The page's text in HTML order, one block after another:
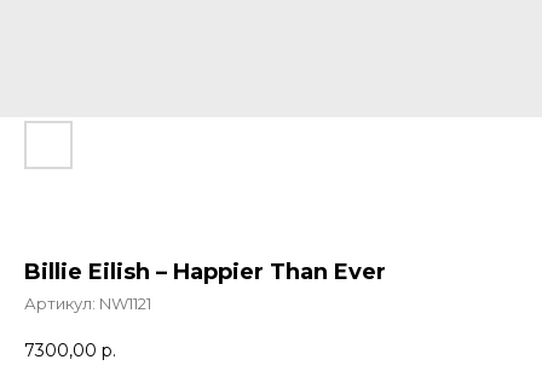
Billie Eilish – Happier Than Ever
Артикул: NW1121
7300,00 р.